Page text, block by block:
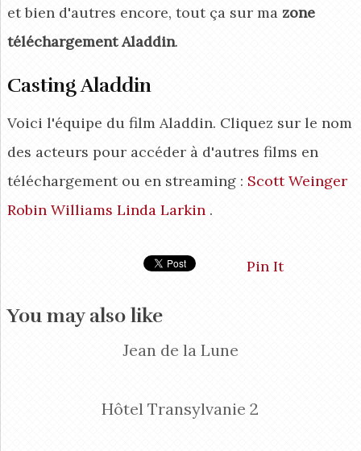
et bien d'autres encore, tout ça sur ma zone
téléchargement Aladdin.
Casting Aladdin
Voici l'équipe du film Aladdin. Cliquez sur le nom
des acteurs pour accéder à d'autres films en
téléchargement ou en streaming : Scott Weinger
Robin Williams Linda Larkin.
Pin It
You may also like
Jean de la Lune
Hôtel Transylvanie 2